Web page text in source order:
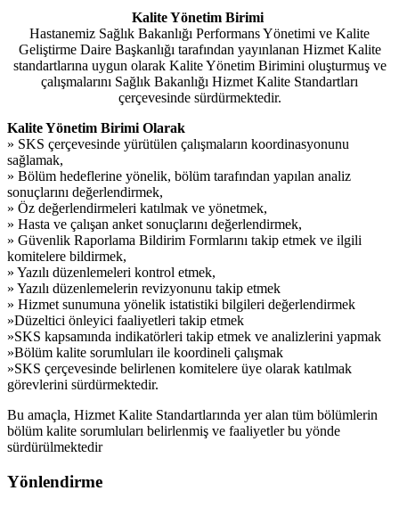
Kalite Yönetim Birimi
Hastanemiz Sağlık Bakanlığı Performans Yönetimi ve Kalite
Geliştirme Daire Başkanlığı tarafından yayınlanan Hizmet Kalite
standartlarına uygun olarak Kalite Yönetim Birimini oluşturmuş ve
çalışmalarını Sağlık Bakanlığı Hizmet Kalite Standartları
çerçevesinde sürdürmektedir.
Kalite Yönetim Birimi Olarak
» SKS çerçevesinde yürütülen çalışmaların koordinasyonunu
sağlamak,
» Bölüm hedeflerine yönelik, bölüm tarafından yapılan analiz
sonuçlarını değerlendirmek,
» Öz değerlendirmeleri katılmak ve yönetmek,
» Hasta ve çalışan anket sonuçlarını değerlendirmek,
» Güvenlik Raporlama Bildirim Formlarını takip etmek ve ilgili
komitelere bildirmek,
» Yazılı düzenlemeleri kontrol etmek,
» Yazılı düzenlemelerin revizyonunu takip etmek
» Hizmet sunumuna yönelik istatistiki bilgileri değerlendirmek
»Düzeltici önleyici faaliyetleri takip etmek
»SKS kapsamında indikatörleri takip etmek ve analizlerini yapmak
»Bölüm kalite sorumluları ile koordineli çalışmak
»SKS çerçevesinde belirlenen komitelere üye olarak katılmak
görevlerini sürdürmektedir.
Bu amaçla, Hizmet Kalite Standartlarında yer alan tüm bölümlerin
bölüm kalite sorumluları belirlenmiş ve faaliyetler bu yönde
sürdürülmektedir
Yönlendirme